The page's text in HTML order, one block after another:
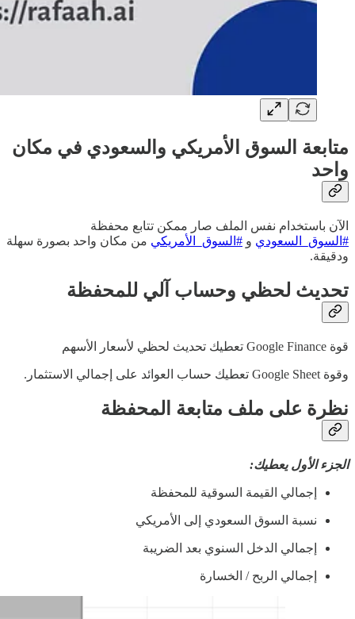
متابعة السوق الأمريكي والسعودي في مكان
واحد
الآن باستخدام نفس الملف صار ممكن تتابع محفظة
#السوق_السعودي و #السوق_الأمريكي من مكان واحد بصورة سهلة
ودقيقة.
تحديث لحظي وحساب آلي للمحفظة
قوة Google Finance تعطيك تحديث لحظي لأسعار الأسهم
وقوة Google Sheet تعطيك حساب العوائد على إجمالي الاستثمار.
نظرة على ملف متابعة المحفظة
الجزء الأول يعطيك:
إجمالي القيمة السوقية للمحفظة
نسبة السوق السعودي إلى الأمريكي
إجمالي الدخل السنوي بعد الضريبة
إجمالي الربح / الخسارة